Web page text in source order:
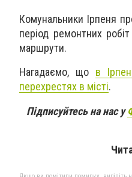
Комунальники Ірпеня
період ремонтних
маршрути.
Нагадаємо, що в
перехрестях в місті.
Підписуйтесь на нас у